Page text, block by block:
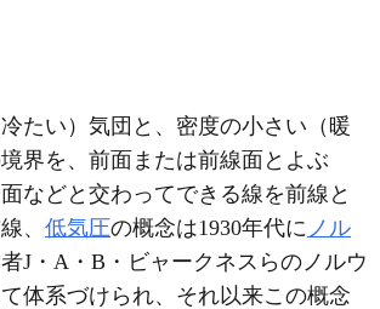
たい）気団と、密度の小さい（暖
界を、前面または前線面とよぶ
などと交わってできる線を前線と
、 低気圧の概念は1930年代に ノル
J・A・B・ビャークネスらのノルウ
体系づけられ、それ以来この概念